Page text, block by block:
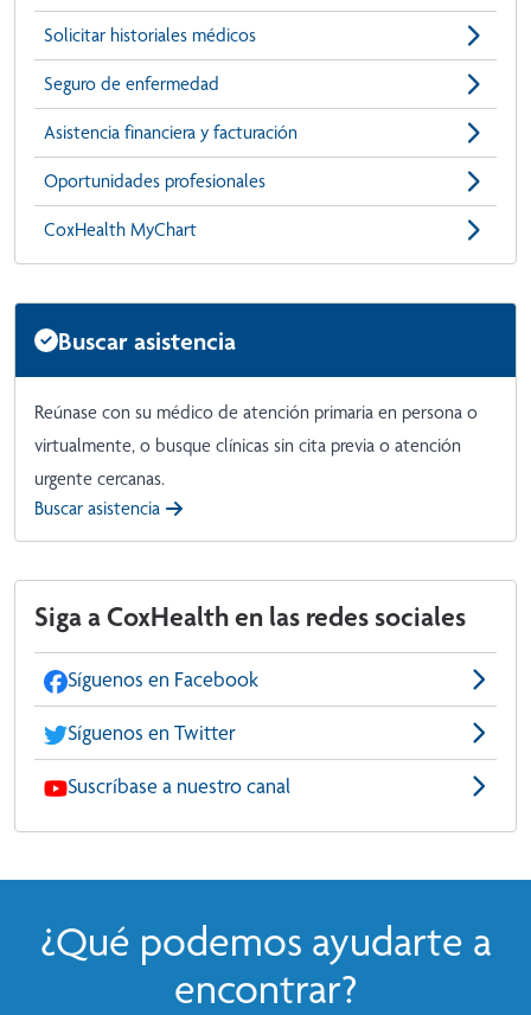
Solicitar historiales médicos
Seguro de enfermedad
Asistencia financiera y facturación
Oportunidades profesionales
CoxHealth MyChart
Buscar asistencia
Reúnase con su médico de atención primaria en persona o
virtualmente, o busque clínicas sin cita previa o atención
urgente cercanas.
Buscar asistencia
Siga a CoxHealth en las redes sociales
Síguenos en Facebook
Síguenos en Twitter
Suscríbase a nuestro canal
¿Qué podemos ayudarte a
encontrar?